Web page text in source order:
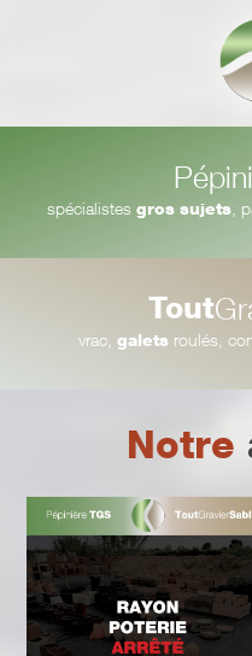
spécialistes gros sujets,
Tout
vrac, galetsroulés,
Notre